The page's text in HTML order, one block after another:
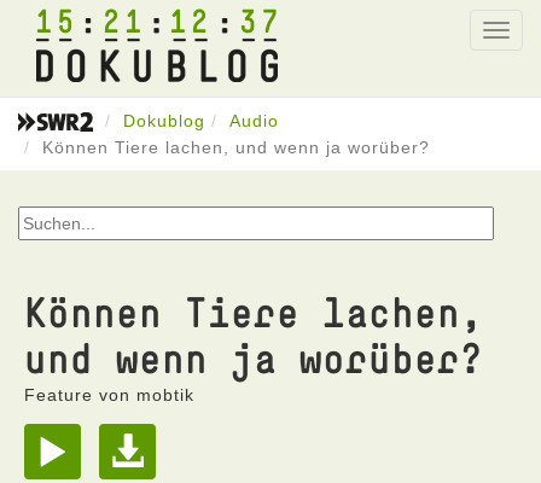
15 21 12 37
Dokublog
Audio
Können Tiere lachen, und wenn ja worüber?
Können Tiere lachen,
und wenn ja worüber?
Feature von mobtik